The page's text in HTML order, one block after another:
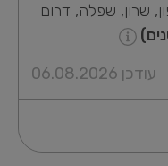
שרון, שפלה, דרום
עודכן 06.08.2026